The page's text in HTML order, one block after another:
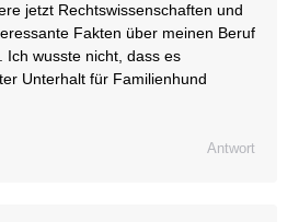
jetzt Rechtswissenschaften und
Fakten über meinen Beruf
Ich wusste nicht, dass es
Unterhalt für Familienhund
Antwort